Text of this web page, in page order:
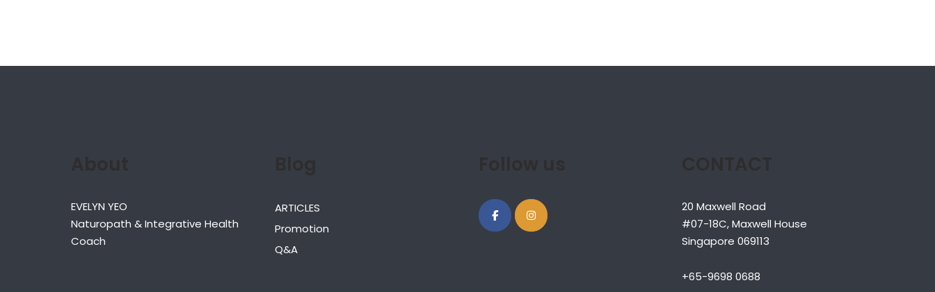
EVELYN YEO
Naturopath & Integrative Health
Coach
ARTICLES
Promotion
Q&A
20 Maxwell Road
#07-18C, Maxwell House
Singapore 069113
+65-9698 0688